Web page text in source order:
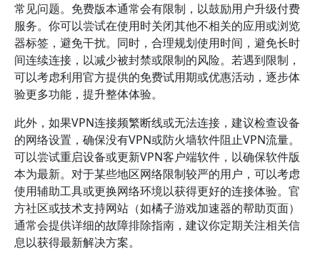
常见问题。免费版本通常会有限制，以鼓励用户升级付费
服务。你可以尝试在使用时关闭其他不相关的应用或浏览
器标签，避免干扰。同时，合理规划使用时间，避免长时
间连续连接，以减少被封禁或限制的风险。若遇到限制，
可以考虑利用官方提供的免费试用期或优惠活动，逐步体
验更多功能，提升整体体验。
此外，如果VPN连接频繁断线或无法连接，建议检查设备
的网络设置，确保没有VPN或防火墙软件阻止VPN流量。
可以尝试重启设备或更新VPN客户端软件，以确保软件版
本为最新。对于某些地区网络限制较严的用户，可以考虑
使用辅助工具或更换网络环境以获得更好的连接体验。官
方社区或技术支持网站（如橘子游戏加速器的帮助页面）
通常会提供详细的故障排除指南，建议你定期关注相关信
息以获得最新解决方案。